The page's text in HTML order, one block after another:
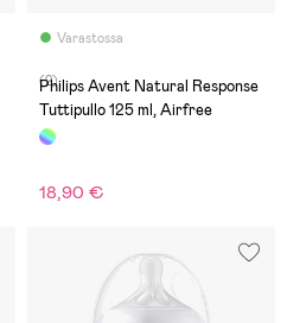
Varastossa
(2)
Philips Avent Natural Response
Tuttipullo 125 ml, Airfree
18,90 €